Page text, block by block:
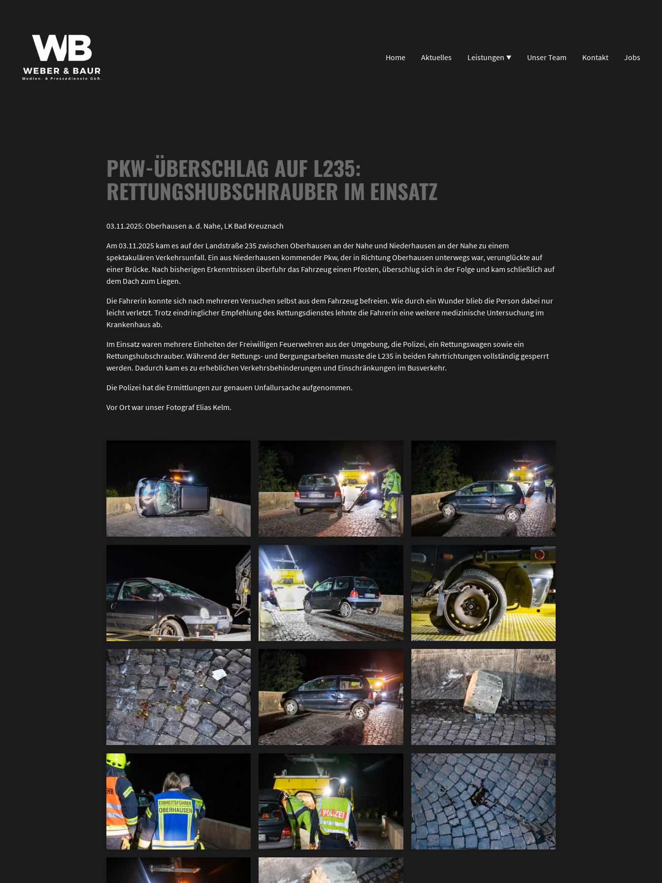
Home Aktuelles Leistungen Unser Team Kontakt Jobs
PKW-ÜBERSCHLAG AUF L235:
RETTUNGSHUBSCHRAUBER IM EINSATZ
03.11.2025: Oberhausen a. d. Nahe, LK Bad Kreuznach
Am 03.11.2025 kam es auf der Landstraße 235 zwischen Oberhausen an der Nahe und Niederhausen an der Nahe zu einem
spektakulären Verkehrsunfall. Ein aus Niederhausen kommender Pkw, der in Richtung Oberhausen unterwegs war, verunglückte auf
einer Brücke. Nach bisherigen Erkenntnissen überfuhr das Fahrzeug einen Pfosten, überschlug sich in der Folge und kam schließlich auf
dem Dach zum Liegen.
Die Fahrerin konnte sich nach mehreren Versuchen selbst aus dem Fahrzeug befreien. Wie durch ein Wunder blieb die Person dabei nur
leicht verletzt. Trotz eindringlicher Empfehlung des Rettungsdienstes lehnte die Fahrerin eine weitere medizinische Untersuchung im
Krankenhaus ab.
Im Einsatz waren mehrere Einheiten der Freiwilligen Feuerwehren aus der Umgebung, die Polizei, ein Rettungswagen sowie ein
Rettungshubschrauber. Während der Rettungs- und Bergungsarbeiten musste die L235 in beiden Fahrtrichtungen vollständig gesperrt
werden. Dadurch kam es zu erheblichen Verkehrsbehinderungen und Einschränkungen im Busverkehr.
Die Polizei hat die Ermittlungen zur genauen Unfallursache aufgenommen.
Vor Ort war unser Fotograf Elias Kelm.